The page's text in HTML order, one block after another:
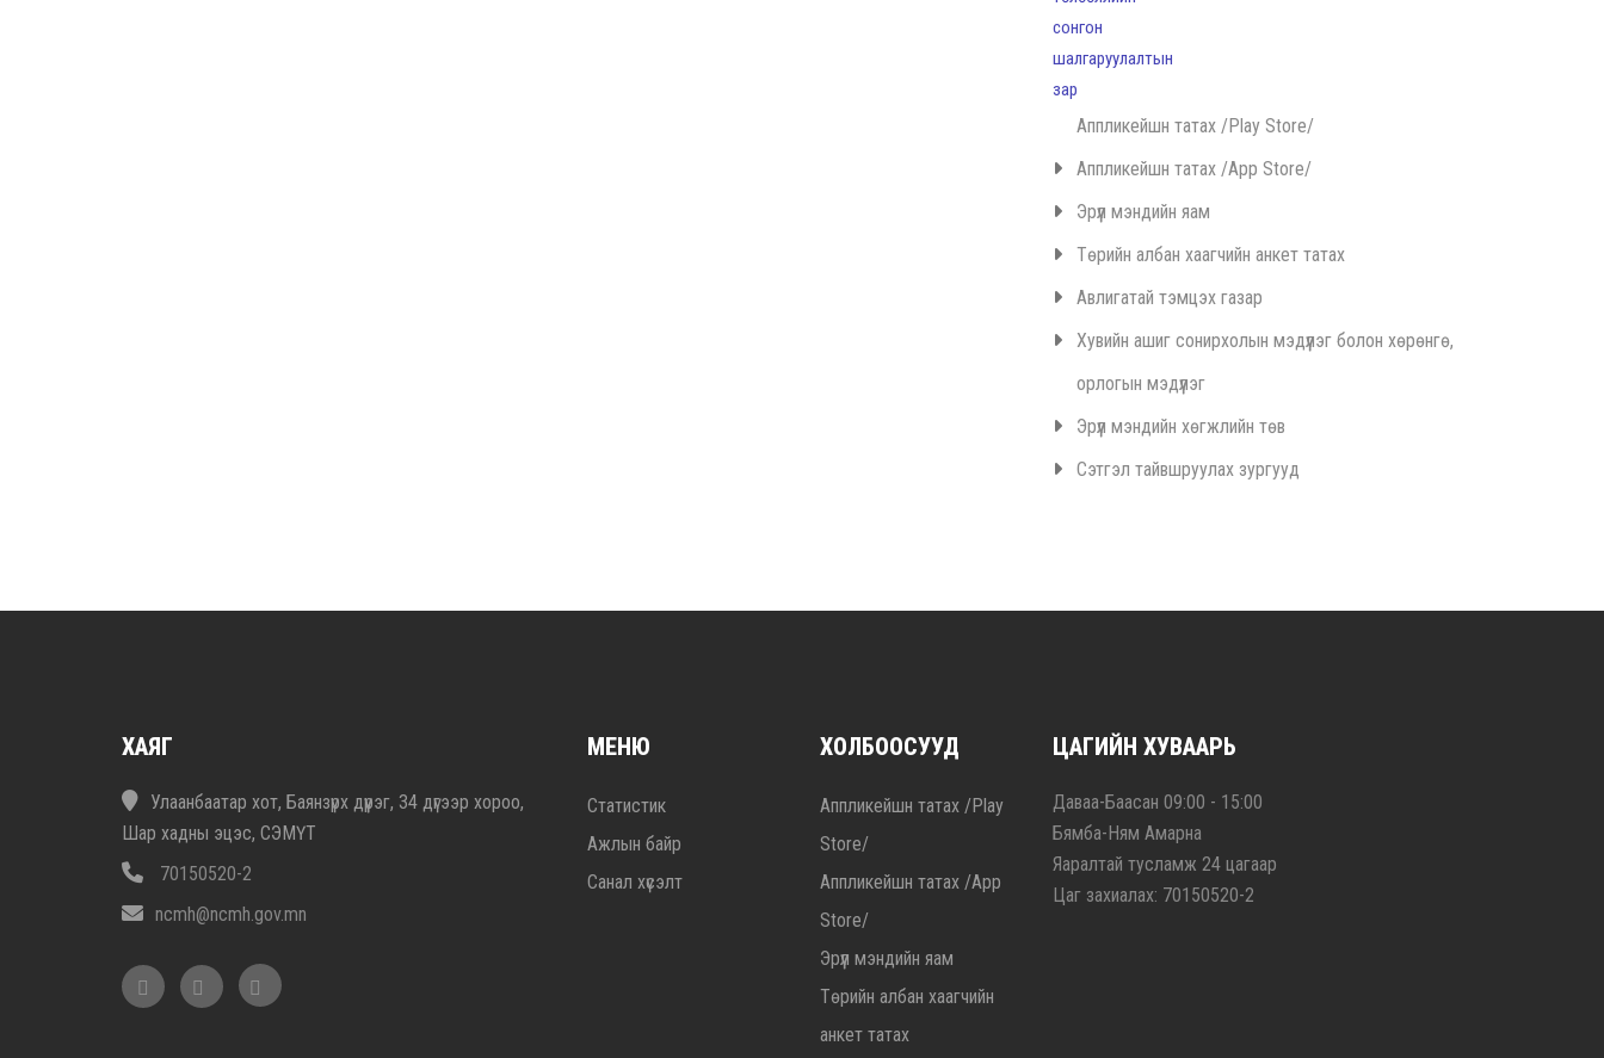
Аппликейшн татах /Play Store/
Аппликейшн татах /App Store/
Эрүүл мэндийн яам
Төрийн албан хаагчийн анкет татах
Авлигатай тэмцэх газар
Хувийн ашиг сонирхолын мэдүүлэг болон хөрөнгө,
орлогын мэдүүлэг
Эрүүл мэндийн хөгжлийн төв
Сэтгэл тайвшруулах зургууд
ХАЯГ
Улаанбаатар хот, Баянзүрх дүүрэг, 34 дүгээр хороо,
Шар хадны эцэс, СЭМҮТ
70150520-2
ncmh@ncmh.gov.mn
МЕНЮ
Статистик
Ажлын байр
Санал хүсэлт
ХОЛБООСУУД
Аппликейшн татах /Play
Store/
Аппликейшн татах /App
Store/
Эрүүл мэндийн яам
Төрийн албан хаагчийн
анкет татах
ЦАГИЙН ХУВААРЬ
Даваа-Баасан 09:00 - 15:00
Бямба-Ням Амарна
Яаралтай тусламж 24 цагаар
Цаг захиалах: 70150520-2